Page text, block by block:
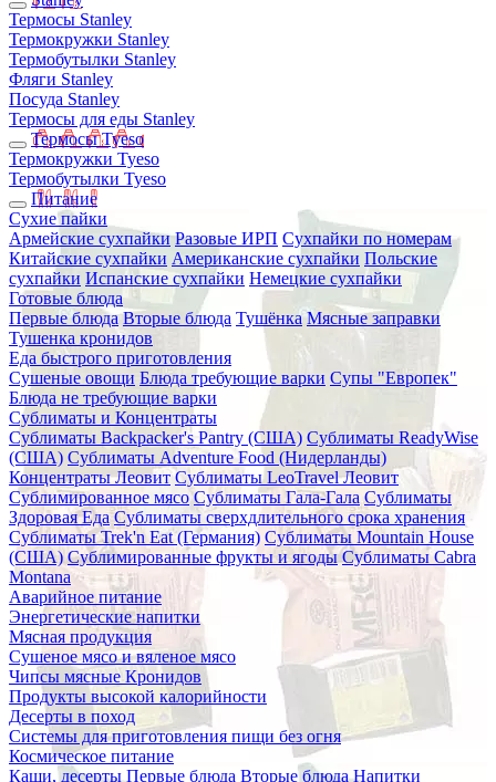
Термосы Stanley
Термокружки Stanley
Термобутылки Stanley
Фляги Stanley
Посуда Stanley
Термосы для еды Stanley
Термосы Tyeso
Термокружки Tyeso
Термобутылки Tyeso
Питание
Сухие пайки
Армейские сухпайки Разовые ИРП Сухпайки по номерам
Китайские сухпайки Американские сухпайки Польские
сухпайки Испанские сухпайки Немецкие сухпайки
Готовые блюда
Первые блюда Вторые блюда Тушёнка Мясные заправки
Тушенка кронидов
Еда быстрого приготовления
Сушеные овощи Блюда требующие варки Супы "Европек"
Блюда не требующие варки
Сублиматы и Концентраты
Сублиматы Backpacker's Pantry (США) Сублиматы ReadyWise
(США) Сублиматы Adventure Food (Нидерланды)
Концентраты Леовит Сублиматы LeoTravel Леовит
Сублимированное мясо Сублиматы Гала-Гала Сублиматы
Здоровая Еда Сублиматы сверхдлительного срока хранения
Сублиматы Trek'n Eat (Германия) Сублиматы Mountain House
(США) Сублимированные фрукты и ягоды Сублиматы Cabra
Montana
Аварийное питание
Энергетические напитки
Мясная продукция
Сушеное мясо и вяленое мясо
Чипсы мясные Кронидов
Продукты высокой калорийности
Десерты в поход
Системы для приготовления пищи без огня
Космическое питание
Каши, десерты Первые блюда Вторые блюда Напитки